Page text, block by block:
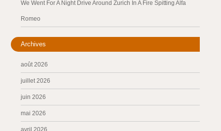
We Went For A Night Drive Around Zurich In A Fire Spitting Alfa
Romeo
Archives
août 2026
juillet 2026
juin 2026
mai 2026
avril 2026